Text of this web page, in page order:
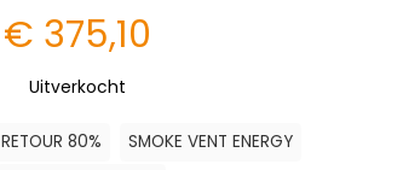
€ 375,10
Uitverkocht
RETOUR 80%
SMOKE VENT ENERGY